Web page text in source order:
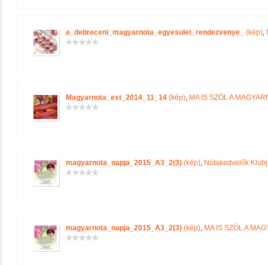
a_debreceni_magyarnota_egyesulet_rendezvenye_ (kép),
Magyarnota_est_2014_11_14 (kép), MA IS SZÓL A
magyarnota_napja_2015_A3_2(3) (kép), Nótakedvelők
magyarnota_napja_2015_A3_2(3) (kép), MA IS SZÓL A